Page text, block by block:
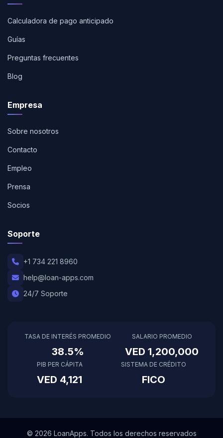
Calculadora de pago anticipado
Guías
Preguntas frecuentes
Blog
Empresa
Sobre nosotros
Contacto
Empleo
Prensa
Socios
Soporte
+1 734 221 8960
help@loan-apps.com
24/7 Soporte
TASA DE INTERÉS PROMEDIO
38.5%
SALARIO PROMEDIO
VED 1,200,000
PIB PER CÁPITA
VED 4,121
SISTEMA DE CRÉDITO
FICO
© 2026 LoanApps. Todos los derechos reservados